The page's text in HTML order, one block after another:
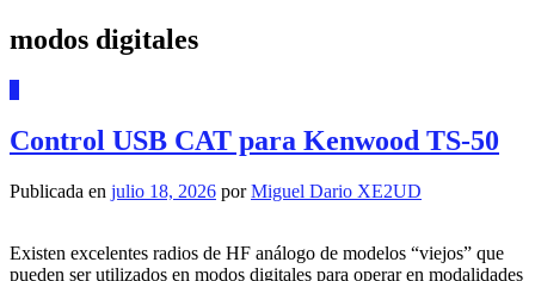
modos digitales
Control USB CAT para Kenwood TS-50
Publicada en julio 18, 2026 porMiguel Dario XE2UD
Existen excelentes radios de HF análogo de modelos “viejos” que
pueden ser utilizados en modos digitales para operar en modalidades